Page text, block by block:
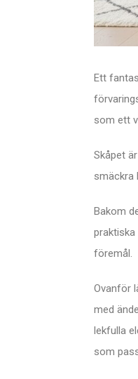
Ett
som ett
Skåpet
smäckra
Bakom
föremål.
Ovanför
med
lekfulla
som